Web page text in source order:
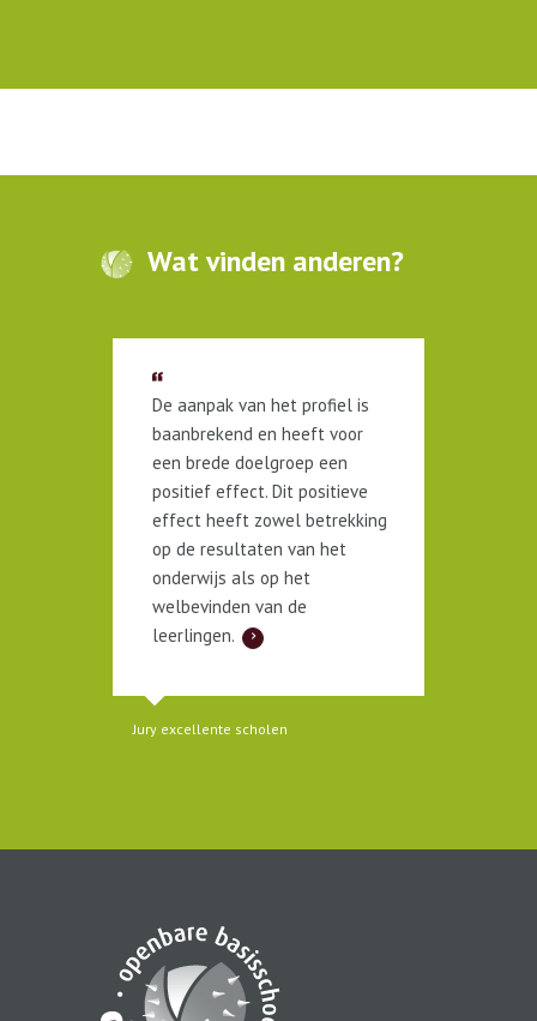
Wat vinden anderen?
De aanpak van het profiel is
baanbrekend en heeft voor
een brede doelgroep een
positief effect. Dit positieve
effect heeft zowel betrekking
op de resultaten van het
onderwijs als op het
welbevinden van de
leerlingen.
Jury excellente scholen